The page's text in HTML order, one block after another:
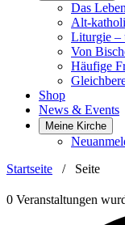
Das
Alt-
Liturgie –
Von
Häufige
Shop
News & Events
Meine Kirche
Startseite / Seite
0 Veranstaltungen